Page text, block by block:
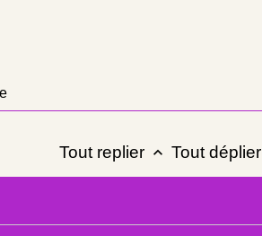
Tout replier keyboard_arrow_up Tout déplier